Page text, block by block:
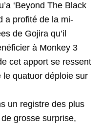
‘Beyond The Black
a profité de la mi-
de Gojira qu’il
à Monkey 3
cet apport se ressent
quatuor déploie sur
un registre des plus
grosse surprise,